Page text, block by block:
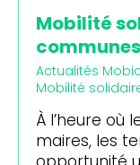
Mobilité
Actualités
Mobilité
À l’heure où
maires, les